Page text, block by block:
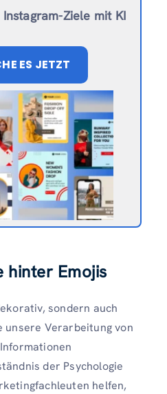
Ziele mit KI
ES JETZT
hinter Emojis
sondern auch
unsere Verarbeitung von
der Psychologie
helfen,